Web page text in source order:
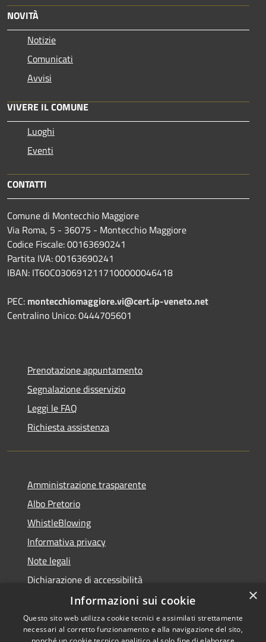
NOVITÀ
Notizie
Comunicati
Avvisi
VIVERE IL COMUNE
Luoghi
Eventi
CONTATTI
Comune di Montecchio Maggiore
Via Roma, 5 - 36075 - Montecchio Maggiore
Codice Fiscale: 00163690241
Partita IVA: 00163690241
IBAN: IT60C0306912117100000046418
PEC: montecchiomaggiore.vi@cert.ip-veneto.net
Centralino Unico: 0444705601
Prenotazione appuntamento
Segnalazione disservizio
Leggi le FAQ
Richiesta assistenza
Amministrazione trasparente
Albo Pretorio
WhistleBlowing
Informativa privacy
Note legali
Dichiarazione di accessibilità
Copyright © 2026 • Città di
×
Informazioni sui cookie
Questo sito web utilizza cookie tecnici e assimilati strettamente
necessari al corretto funzionamento e alla navigazione del sito,